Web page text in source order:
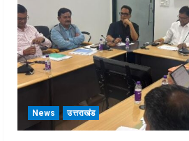
News उत्तराखंड